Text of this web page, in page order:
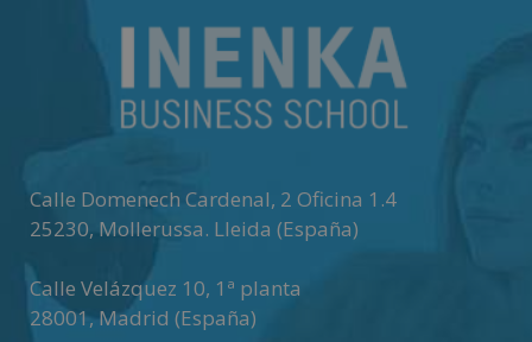
Calle Domenech Cardenal, 2 Oficina 1.4
25230, Mollerussa. Lleida (España)
Calle Velázquez 10, 1ª planta
28001,Madrid (España)